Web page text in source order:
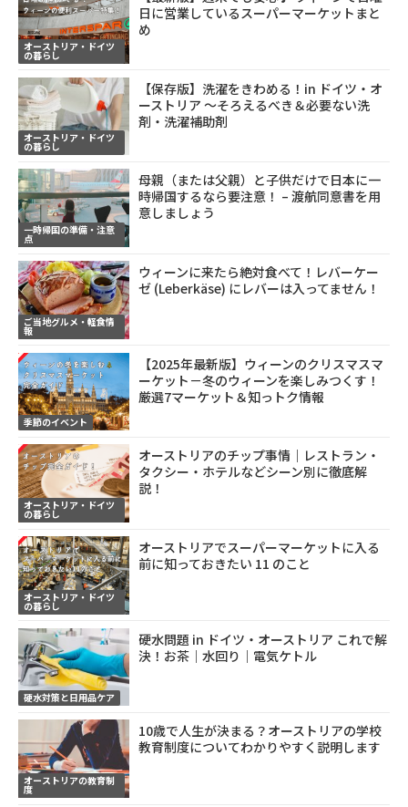
オーストリア・ドイツ
の暮らし
日に営業しているスーパーマーケットまと
め
オーストリア・ドイツ
の暮らし
【保存版】洗濯をきわめる！in ドイツ・オ
ーストリア ～そろえるべき＆必要ない洗
剤・洗濯補助剤
一時帰国の準備・注意
点
母親（または父親）と子供だけで日本に一
時帰国するなら要注意！ – 渡航同意書を用
意しましょう
ご当地グルメ・軽食情
報
ウィーンに来たら絶対食べて！レバーケー
ゼ (Leberkäse) にレバーは入ってません！
季節のイベント
【2025年最新版】ウィーンのクリスマスマ
ーケット－冬のウィーンを楽しみつくす！
厳選7マーケット＆知っトク情報
オーストリア・ドイツ
の暮らし
オーストリアのチップ事情｜レストラン・
タクシー・ホテルなどシーン別に徹底解
説！
オーストリア・ドイツ
の暮らし
オーストリアでスーパーマーケットに入る
前に知っておきたい 11 のこと
硬水対策と日用品ケア
硬水問題 in ドイツ・オーストリア これで解
決！お茶｜水回り｜電気ケトル
オーストリアの教育制
度
10歳で人生が決まる？オーストリアの学校
教育制度についてわかりやすく説明します